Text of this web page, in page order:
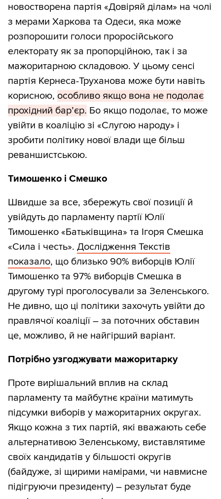
новостворена партія «Довіряй ділам» на чолі
з мерами Харкова та Одеси, яка може
розпорошити голоси проросійського
електорату як за пропорційною, так і за
мажоритарною складовою. У цьому сенсі
партія Кернеса-Труханова може бути навіть
корисною, особливо якщо вона не подолає
прохідний бар’єр. Бо якщо подолає, то може
увійти в коаліцію зі «Слугою народу» і
зробити політику нової влади ще більш
реваншистською.
Тимошенко і Смешко
Швидше за все, збережуть свої позиції й
увійдуть до парламенту партії Юлії
Тимошенко «Батьківщина» та Ігоря Смешка
«Сила і честь». Дослідження Текстів
показало, що близько 90% виборців Юлії
Тимошенко та 97% виборців Смешка в
другому турі проголосували за Зеленського.
Не дивно, що ці політики захочуть увійти до
правлячої коаліції – за поточних обставин
це, можливо, й не найгірший варіант.
Потрібно узгоджувати мажоритарку
Проте вирішальний вплив на склад
парламенту та майбутнє країни матимуть
підсумки виборів у мажоритарних округах.
Якщо кожна з тих партій, які вважають себе
альтернативою Зеленському, виставлятиме
своїх кандидатів у більшості округів
(байдуже, зі щирими намірами, чи навмисне
підігруючи президенту) – результат буде